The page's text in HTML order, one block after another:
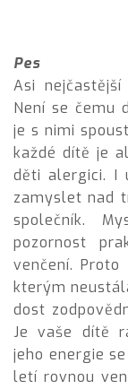
Pes
Asi
Není se čemu
je s nimi
každé dítě je
děti alergici. I
zamyslet nad
společník.
pozornost
venčení.
kterým
dost
Je vaše dítě
jeho energie
letí rovnou